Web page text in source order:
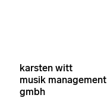
karsten witt
musik management
gmbh